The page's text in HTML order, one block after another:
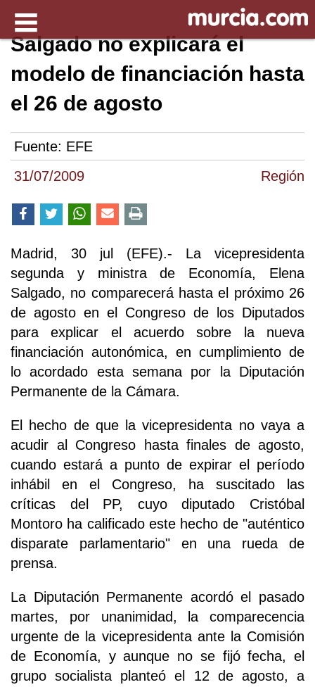
31/07/2009 Región
Salgado no explicará el
modelo de financiación hasta
el 26 de agosto
Fuente: EFE
Madrid, 30 jul (EFE).- La vicepresidenta
segunda y ministra de Economía, Elena
Salgado, no comparecerá hasta el próximo 26
de agosto en el Congreso de los Diputados
para explicar el acuerdo sobre la nueva
financiación autonómica, en cumplimiento de
lo acordado esta semana por la Diputación
Permanente de la Cámara.
El hecho de que la vicepresidenta no vaya a
acudir al Congreso hasta finales de agosto,
cuando estará a punto de expirar el período
inhábil en el Congreso, ha suscitado las
críticas del PP, cuyo diputado Cristóbal
Montoro ha calificado este hecho de "auténtico
disparate parlamentario" en una rueda de
prensa.
La Diputación Permanente acordó el pasado
martes, por unanimidad, la comparecencia
urgente de la vicepresidenta ante la Comisión
de Economía, y aunque no se fijó fecha, el
grupo socialista planteó el 12 de agosto, a